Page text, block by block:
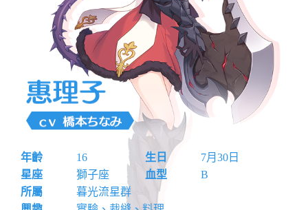
年齡 16 生日
7月30日
星座
獅子座 血型
B
所屬
暮光流星群